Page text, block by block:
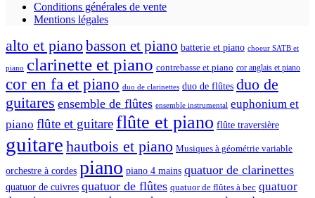
Conditions générales de vente
Mentions légales
alto et pianobasson et piano batterie et piano choeur SATB et
piano clarinette et piano contrebasse et piano cor anglais et piano
cor en fa et piano duo de clarinettes duo de flûtes duo de
guitares ensemble de flûtes ensemble instrumental euphonium et
piano flûte et guitareflûte et piano flûte traversière
guitare hautbois et piano Musiques à géométrie variable
orchestre à cordes piano piano 4 mains quatuor de clarinettes
quatuor de cuivres quatuor de flûtes quatuor de flûtes à bec quatuor